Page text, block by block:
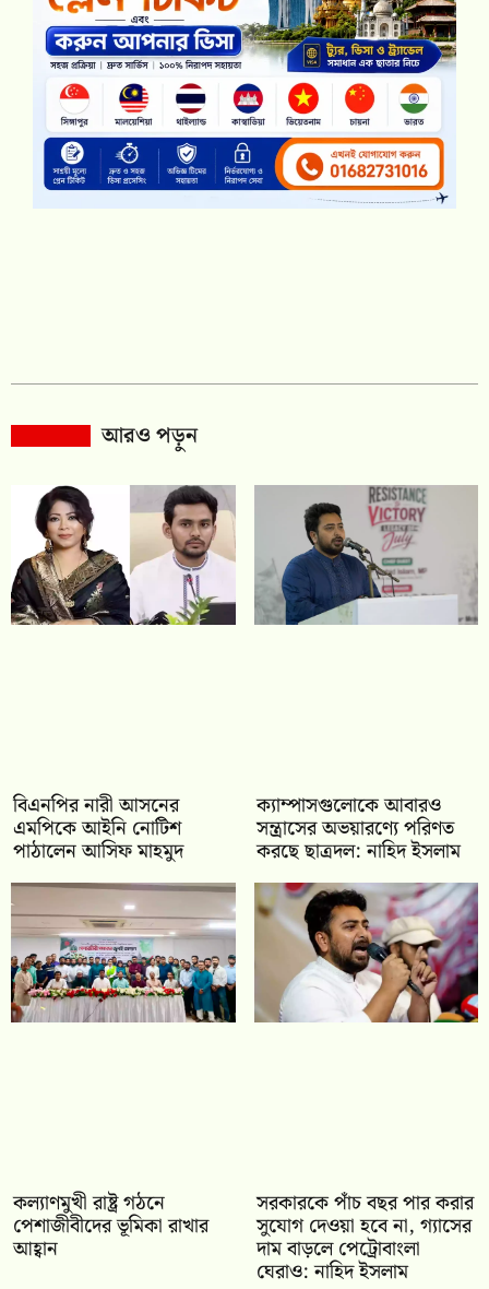
আরও পড়ুন
বিএনপির নারী আসনের
এমপিকে আইনি নোটিশ
পাঠালেন আসিফ মাহমুদ
ক্যাম্পাসগুলোকে আবারও
সন্ত্রাসের অভয়ারণ্যে পরিণত
করছে ছাত্রদল: নাহিদ ইসলাম
কল্যাণমুখী রাষ্ট্র গঠনে
পেশাজীবীদের ভূমিকা রাখার
আহ্বান
সরকারকে পাঁচ বছর পার করার
সুযোগ দেওয়া হবে না, গ্যাসের
দাম বাড়লে পেট্রোবাংলা
ঘেরাও: নাহিদ ইসলাম